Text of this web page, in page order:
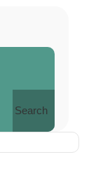
Search